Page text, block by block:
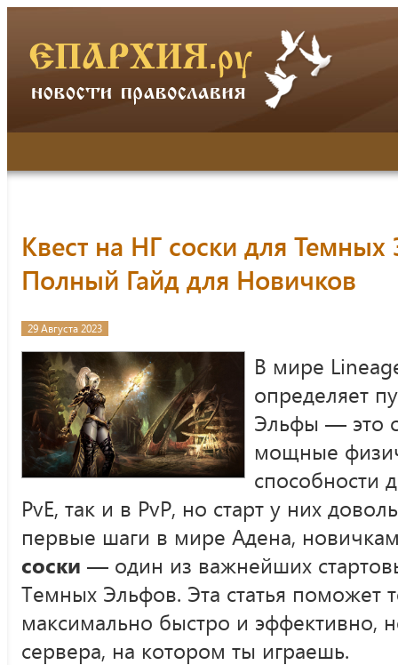
Квест на НГ соски для
Полный Гайд для Новичков
29 Августа 2023
В мире
определяет
Эльфы — это
мощные
способности
PvE, так и в PvP, но старт у них
первые шаги в мире Адена,
соски — один из важнейших
Темных Эльфов. Эта статья поможет
максимально быстро и эффективно,
сервера, на котором ты играешь.